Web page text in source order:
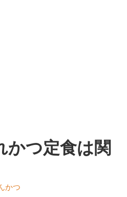
かつ定食は関
かつ